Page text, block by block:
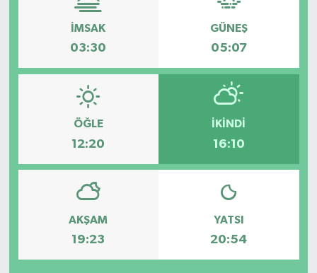
İMSAK
03:30
GÜNEŞ
05:07
ÖĞLE
12:20
İKINDI
16:10
AKŞAM
19:23
YATSI
20:54